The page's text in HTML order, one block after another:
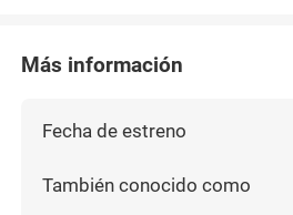
Más información
Fecha de estreno
También conocido como